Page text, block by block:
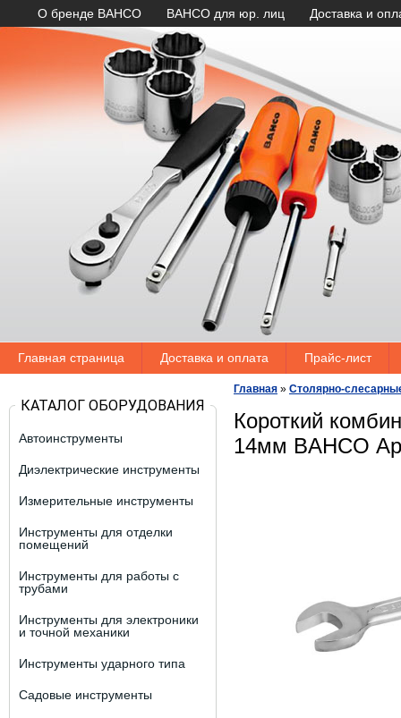
О бренде BAHCO BAHCO для юр. лиц Доставка и
Главная страница Доставка и оплата Прайс-лист
КАТАЛОГ ОБОРУДОВАНИЯ
Автоинструменты
Диэлектрические инструменты
Измерительные инструменты
Инструменты для отделки
помещений
Инструменты для работы с
трубами
Инструменты для электроники
и точной механики
Инструменты ударного типа
Садовые инструменты
Главная » Столярно-
Короткий
14мм BAHCO